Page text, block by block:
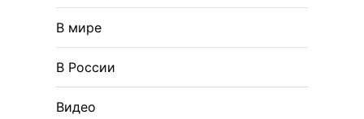
В мире
В России
Видео